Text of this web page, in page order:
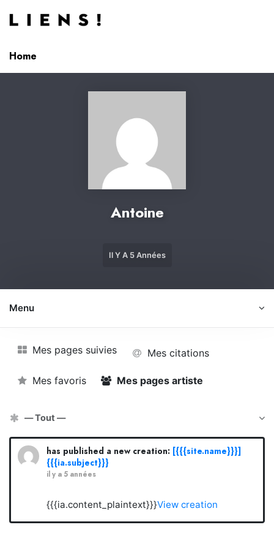
Home
Antoine
Il Y A 5 Années
Menu
Mes pages suivies Mes citations
Mes favoris Mes pages artiste
has published a new creation: [{{{site.name}}}]
{{{ia.subject}}}
il y a 5 années
{{{ia.content_plaintext}}}View creation